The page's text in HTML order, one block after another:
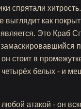
спрятали
выглядит как
Это Краб
стоит в
четырёх белых - и
атакой - он